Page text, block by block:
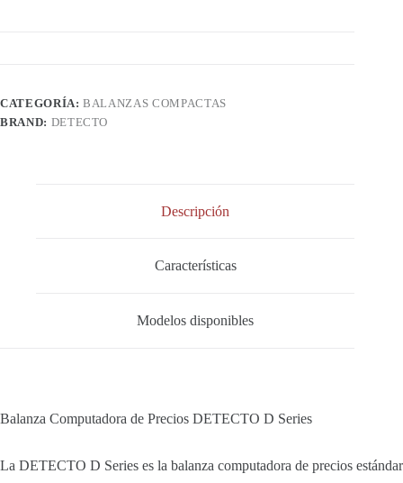
CATEGORÍA:BALANZAS COMPACTAS
BRAND: DETECTO
Descripción
Características
Modelos disponibles
Balanza Computadora de Precios DETECTO D Series
La DETECTO D Series es la balanza computadora de precios estándar